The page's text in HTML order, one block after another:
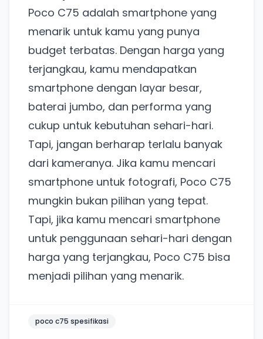
Poco C75 adalah smartphone yang
menarik untuk kamu yang punya
budget terbatas. Dengan harga yang
terjangkau, kamu mendapatkan
smartphone dengan layar besar,
baterai jumbo, dan performa yang
cukup untuk kebutuhan sehari-hari.
Tapi, jangan berharap terlalu banyak
dari kameranya. Jika kamu mencari
smartphone untuk fotografi, Poco C75
mungkin bukan pilihan yang tepat.
Tapi, jika kamu mencari smartphone
untuk penggunaan sehari-hari dengan
harga yang terjangkau, Poco C75 bisa
menjadi pilihan yang menarik.
poco c75 spesifikasi
Ada Website Baru!
Khusus untuk kamu yang mau coba
Punya website SMM baru nih! Coba BulkFame
untuk pengalaman lebih baik.
Tanpa daftar ulang, gratis dicoba. Kamu tetap bisa
pakai Zona Sosmed kapan saja.
Coba BulkFame
Lain kali saja